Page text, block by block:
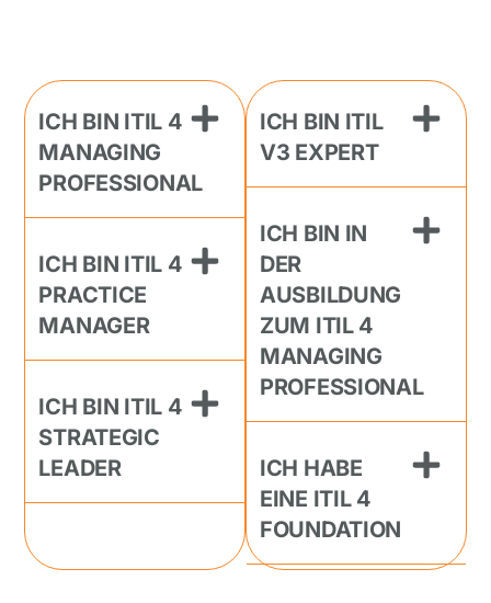
ICH BIN ITIL 4
MANAGING
PROFESSIONAL
ICH BIN ITIL 4
PRACTICE
MANAGER
ICH BIN ITIL 4
STRATEGIC
LEADER
ICH BIN ITIL
V3 EXPERT
ICH BIN IN
DER
AUSBILDUNG
ZUM ITIL 4
MANAGING
PROFESSIONAL
ICH HABE
EINE ITIL 4
FOUNDATION